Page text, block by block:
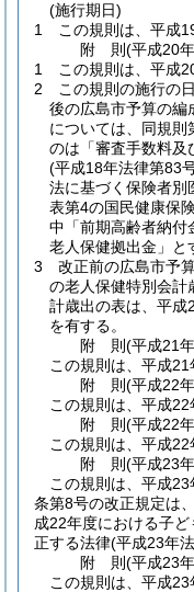
(施行期日)
1
この規則は、平成
附 則(平成20
1
この規則は、平成
2
この規則の施行の
後の広島市予算の編
については、同規則
のは「審査手数料及
(平成18年法律第83
法に基づく保険者別
表第4の国民健康保
中「前期高齢者納付
老人保健拠出金」と
3
改正前の広島市予
の老人保健特別会計
計歳出の表は、平成
を有する。
附 則(平成21
この規則は、平成21
附 則(平成22
この規則は、平成22
附 則(平成22
この規則は、平成22
附 則(平成23
この規則は、平成23
条第8号の改正規定は
成22年度における子
正する法律(平成23年
附 則(平成23
この規則は、平成23